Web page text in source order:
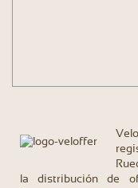
la distribución de